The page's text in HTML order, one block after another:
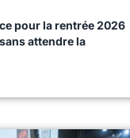
pour la rentrée 2026
attendre la